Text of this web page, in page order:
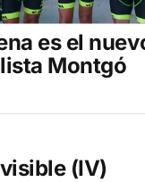
es el
Montgó
(IV)